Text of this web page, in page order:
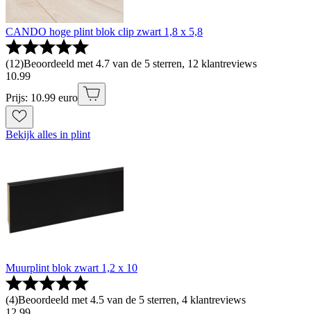
CANDO hoge plint blok clip zwart 1,8 x 5,8
(12)Beoordeeld met 4.7 van de 5 sterren, 12 klantreviews
10.99
Prijs: 10.99 euro
Bekijk alles in plint
Muurplint blok zwart 1,2 x 10
(4)Beoordeeld met 4.5 van de 5 sterren, 4 klantreviews